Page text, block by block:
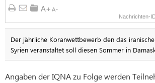
Nachrichten-
Der jährliche Koranwettbewerb den das
Syrien veranstaltet soll diesen Sommer in
Angaben der IQNA zu Folge werden